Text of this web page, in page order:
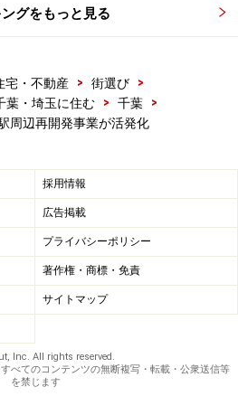
です。最新の内容をご確認くださ
1/2 次のページへ
グをもっと見る
宅・不動産 > 街選び
>
葉・埼玉に住む
> 千葉
>
周辺再開発事業が活発化
採用情報
広告掲載
プライバシーポリシー
著作権・商標・免責
サイトマップ
Inc. All rights reserved.
べてのコンテンツの無断複写・転載・公衆送信等
を禁じます